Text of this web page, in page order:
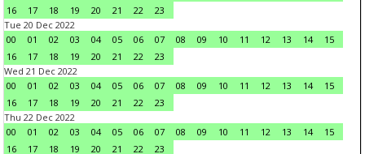
16
17 18 19 20 21 22
23
Tue 20 Dec 2022
00
01 02 03 04 05 06 07 08 09 10 11 12 13 14
15
16
17 18 19 20 21 22
23
Wed 21 Dec 2022
00
01 02 03 04 05 06 07 08 09 10 11 12 13 14
15
16
17 18 19 20 21 22
23
Thu 22 Dec 2022
00
01 02 03 04 05 06 07 08 09 10 11 12 13 14
15
16
17 18 19 20 21 22
23